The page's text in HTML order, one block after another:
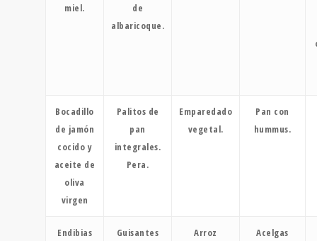
miel.
de
albaricoque.
Bocadillo
de jamón
cocido y
aceite de
oliva
virgen
Palitos de
pan
integrales.
Pera.
Emparedado
vegetal.
Pan con
hummus.
Endibias
Guisantes
Arroz
Acelgas